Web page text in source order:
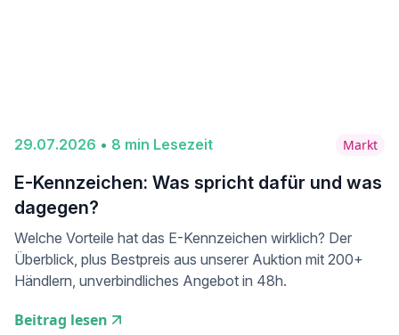
29.07.2026 • 8 min Lesezeit Markt
E-Kennzeichen: Was spricht dafür und was
dagegen?
Welche Vorteile hat das E-Kennzeichen wirklich? Der
Überblick, plus Bestpreis aus unserer Auktion mit 200+
Händlern, unverbindliches Angebot in 48h.
Beitrag lesen